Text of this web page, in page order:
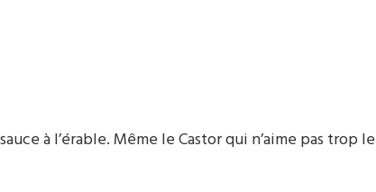
à l’érable. Même le Castor qui n’aime pas trop le